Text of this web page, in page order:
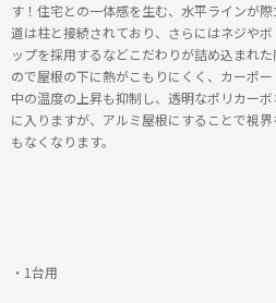
す！住宅との一体感を生む、水平ラインが
道は柱と接続されており、さらにはネジや
ップを採用するなどこだわりが詰め込まれ
ので屋根の下に熱がこもりにくく、カーポ
中の温度の上昇も抑制し、透明なポリカー
に入りますが、アルミ屋根にすることで視
もなくなります。
・1台用